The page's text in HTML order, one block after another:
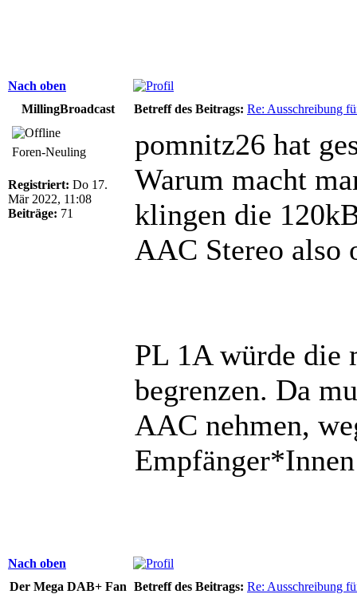
Nach oben
MillingBroadcast
Betreff des Beitrags: Re: Ausschreibung
Foren-Neuling
Registriert: Do 17.
Mär 2022, 11:08
Beiträge: 71
pomnitz26 hat
Warum macht
klingen die
AAC Stereo also
PL 1A würde die
begrenzen. Da
AAC nehmen,
Nach oben
Der Mega DAB+ Fan Betreff des Beitrags: Re: Ausschreibung